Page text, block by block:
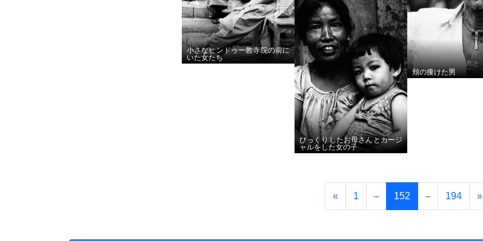
小さなヒンドゥー教寺院の前に
いた女たち
頬の痩けた男
びっくりしたお母さんとカージ
ャルをした女の子
« 1 152 194 »